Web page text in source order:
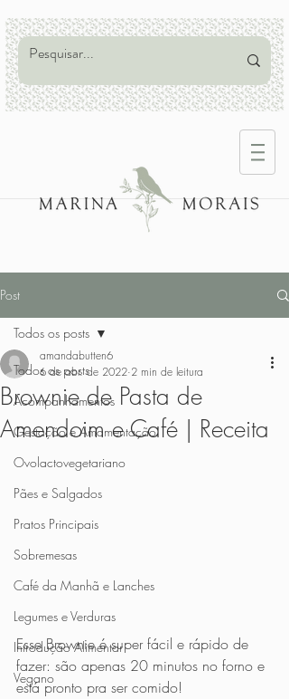
Post
Todos os posts
Acompanhamentos
Gestação e Amamentação
Ovolactovegetariano
Pães e Salgados
Pratos Principais
Sobremesas
Café da Manhã e Lanches
Legumes e Verduras
Introdução Alimentar
Vegano
Todos os posts
Brownie de Pasta de
Amendoim e Café | Receita
amandabutten6
6 de abr. de 2022 2 min de leitura
Esse Brownie é super fácil e rápido de
fazer: são apenas 20 minutos no forno e
está pronto pra ser comido!